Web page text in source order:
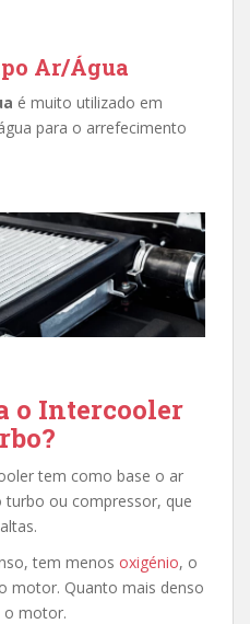
Ar/Água
é muito utilizado em
para o arrefecimento
o Intercooler
tem como base o ar
turbo ou compressor, que
tem menos oxigénio, o
motor. Quanto mais denso
o motor.